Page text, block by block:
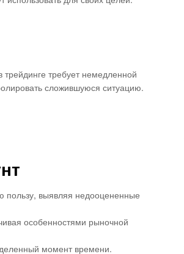
требует немедленной
сложившуюся ситуацию.
пользу, выявляя недооцененные
особенностями рыночной
момент времени.